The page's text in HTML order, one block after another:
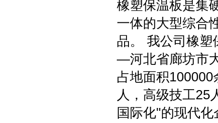
橡塑保温板是集
一体的大型综合
品。 我公司橡塑
—河北省廊坊市
占地面积
人，高级技工25
国际化"的现代